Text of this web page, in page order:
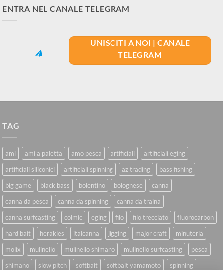
ENTRA NEL CANALE TELEGRAM
UNISCITI A NOI | CANALE
TELEGRAM
TAG
ami ami a paletta amo pesca artificiali
artificiali eging
artificiali siliconici
artificiali spinning az trading
bass fishing
big game
black bass bolentino bolognese
canna
canna da pesca
canna da spinning
canna da traina
canna surfcasting
colmic eging filo filo trecciato
fluorocarbon
hard bait
herakles italcanna jigging major craft
minuteria
molix
mulinello mulinello shimano mulinello surfcasting
pesca
shimano
slow pitch softbait softbait yamamoto spinning